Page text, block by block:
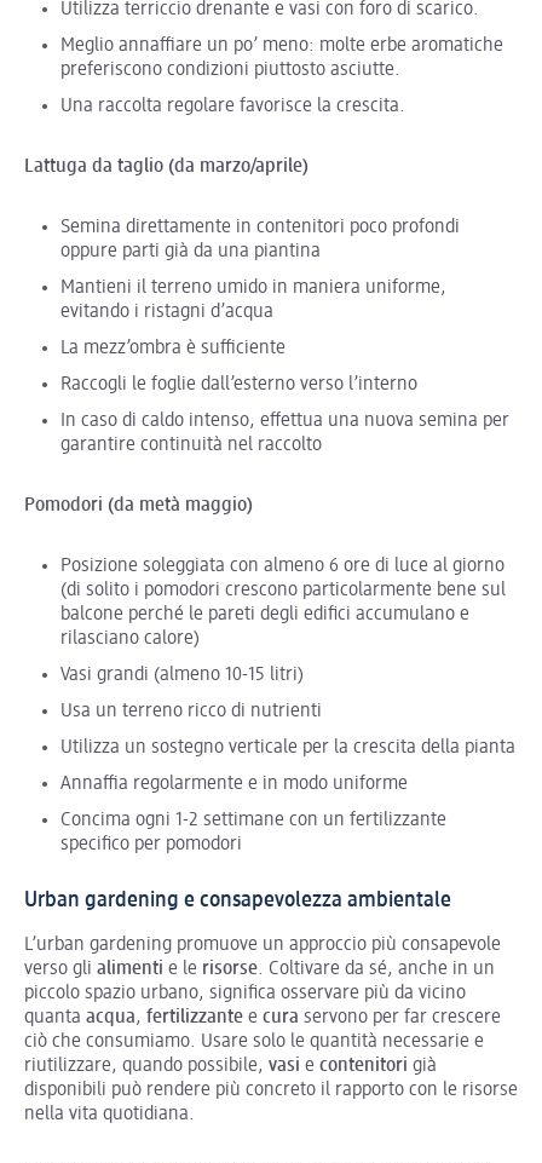
Utilizza terriccio drenante e vasi con foro di scarico.
Meglio annaffiare un po’ meno: molte erbe aromatiche
preferiscono condizioni piuttosto asciutte.
Una raccolta regolare favorisce la crescita.
Lattuga da taglio (da marzo/aprile)
Semina direttamente in contenitori poco profondi
oppure parti già da una piantina
Mantieni il terreno umido in maniera uniforme,
evitando i ristagni d’acqua
La mezz’ombra è sufficiente
Raccogli le foglie dall’esterno verso l’interno
In caso di caldo intenso, effettua una nuova semina per
garantire continuità nel raccolto
Pomodori (da metà maggio)
Posizione soleggiata con almeno 6 ore di luce al giorno
(di solito i pomodori crescono particolarmente bene sul
balcone perché le pareti degli edifici accumulano e
rilasciano calore)
Vasi grandi (almeno 10-15 litri)
Usa un terreno ricco di nutrienti
Utilizza un sostegno verticale per la crescita della pianta
Annaffia regolarmente e in modo uniforme
Concima ogni 1-2 settimane con un fertilizzante
specifico per pomodori
Urban gardening e consapevolezza ambientale
L’urban gardening promuove un approccio più consapevole
verso gli alimenti e le risorse. Coltivare da sé, anche in un
piccolo spazio urbano, significa osservare più da vicino
quanta acqua, fertilizzante e cura servono per far crescere
ciò che consumiamo. Usare solo le quantità necessarie e
riutilizzare, quando possibile, vasi e contenitori già
disponibili può rendere più concreto il rapporto con le risorse
nella vita quotidiana.